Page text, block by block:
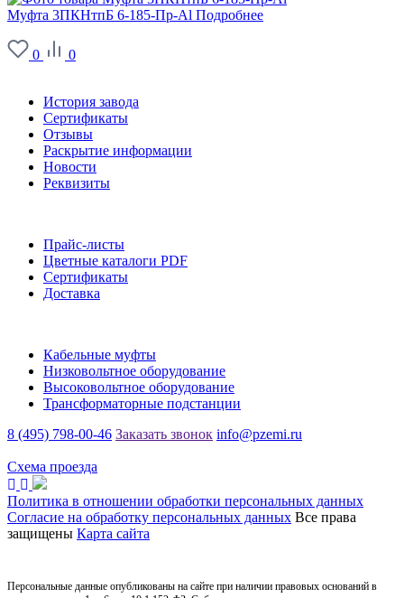
Муфта 3ПКНтпБ 6-185-Пр-Al Подробнее
0
0
История завода
Сертификаты
Отзывы
Раскрытие информации
Новости
Реквизиты
Прайс-листы
Цветные каталоги PDF
Сертификаты
Доставка
Кабельные муфты
Низковольтное оборудование
Высоковольтное оборудование
Трансформаторные подстанции
8 (495) 798-00-46 Заказать звонок info@pzemi.ru
Схема проезда
Политика в отношении обработки персональных данных
Согласие на обработку персональных данных Все права
защищены Карта сайта
Персональные данные опубликованы на сайте при наличии правовых оснований в